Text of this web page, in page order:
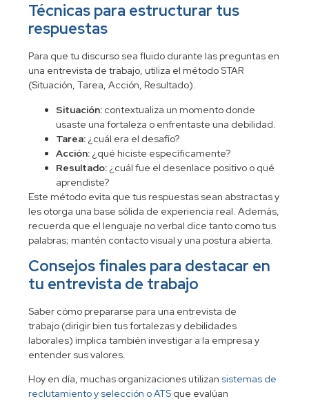
Técnicas para estructurar tus
respuestas
Para que tu discurso sea fluido durante las preguntas en
una entrevista de trabajo, utiliza el método STAR
(Situación, Tarea, Acción, Resultado).
Situación: contextualiza un momento donde
usaste una fortaleza o enfrentaste una debilidad.
Tarea: ¿cuál era el desafío?
Acción: ¿qué hiciste específicamente?
Resultado: ¿cuál fue el desenlace positivo o qué
aprendiste?
Este método evita que tus respuestas sean abstractas y
les otorga una base sólida de experiencia real. Además,
recuerda que el lenguaje no verbal dice tanto como tus
palabras; mantén contacto visual y una postura abierta.
Consejos finales para destacar en
tu entrevista de trabajo
Saber cómo prepararse para una entrevista de
trabajo (dirigir bien tusfortalezas y debilidades
laborales) implica también investigar a la empresa y
entender sus valores.
Hoy en día, muchas organizaciones utilizan sistemas de
reclutamiento y selección o ATS que evalúan